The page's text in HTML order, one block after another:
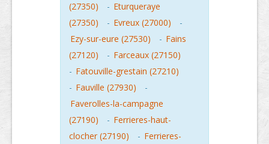
(27350)
- Eturqueraye
(27350)
- Evreux (27000)
-
Ezy-sur-eure (27530)
- Fains
(27120)
- Farceaux (27150)
- Fatouville-grestain (27210)
- Fauville (27930)
-
Faverolles-la-campagne
(27190)
- Ferrieres-haut-
clocher (27190)
- Ferrieres-